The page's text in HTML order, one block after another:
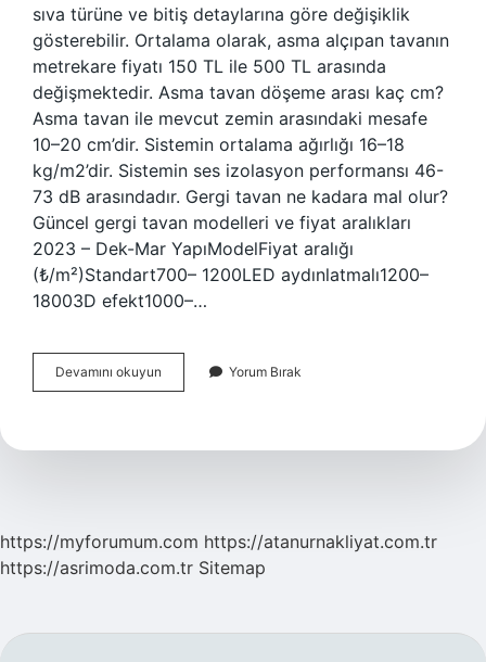
sıva türüne ve bitiş detaylarına göre değişiklik
gösterebilir. Ortalama olarak, asma alçıpan tavanın
metrekare fiyatı 150 TL ile 500 TL arasında
değişmektedir. Asma tavan döşeme arası kaç cm?
Asma tavan ile mevcut zemin arasındaki mesafe
10–20 cm’dir. Sistemin ortalama ağırlığı 16–18
kg/m2’dir. Sistemin ses izolasyon performansı 46-
73 dB arasındadır. Gergi tavan ne kadara mal olur?
Güncel gergi tavan modelleri ve fiyat aralıkları
2023 – Dek-Mar YapıModelFiyat aralığı
(₺/m²)Standart700– 1200LED aydınlatmalı1200–
18003D efekt1000–…
Devamını okuyun
Tavan
Olur
Yorum Bırak
https://myforumum.com https://atanurnakliyat.com.tr
https://asrimoda.com.tr Sitemap